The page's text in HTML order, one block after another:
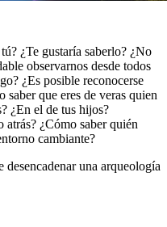
¿Te gustaría saberlo? ¿No
observarnos desde todos
¿Es posible reconocerse
saber que eres de veras quien
¿En el de tus hijos?
atrás? ¿Cómo saber quién
cambiante?
una arqueología